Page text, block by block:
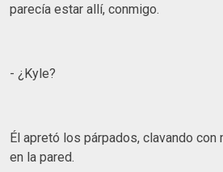
parecía estar allí, conmigo.
- ¿Kyle?
Él apretó los párpados, clavando
en la pared.